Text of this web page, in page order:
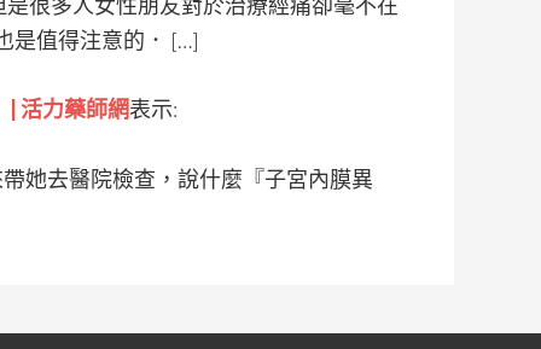
是值得注意的． […]
活力藥師網表示:
她去醫院檢查，說什麼『子宮內膜異